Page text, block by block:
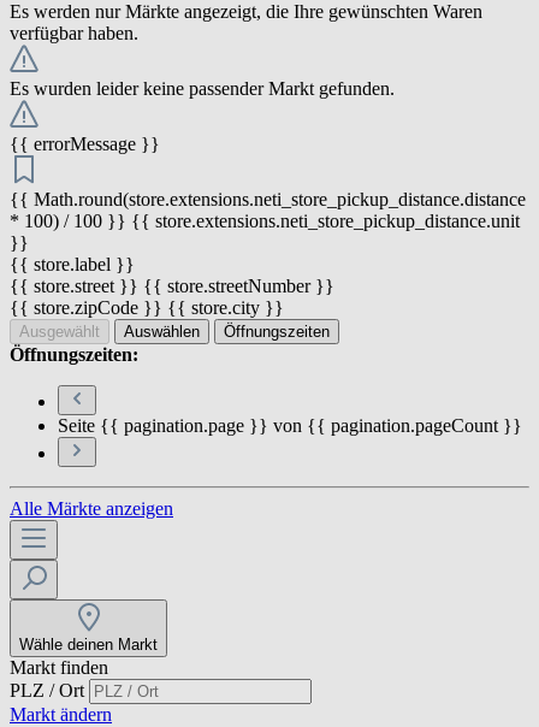
Es werden nur Märkte angezeigt, die Ihre gewünschten Waren
verfügbar haben.
Es wurden leider keine passender Markt gefunden.
{{ errorMessage }}
{{ Math.round(store.extensions.neti_store_pickup_distance.distance
* 100) / 100 }} {{ store.extensions.neti_store_pickup_distance.unit
}}
{{ store.label }}
{{ store.street }} {{ store.streetNumber }}
{{ store.zipCode }} {{ store.city }}
Ausgewählt Auswählen Öffnungszeiten
Öffnungszeiten:
Seite {{ pagination.page }} von {{ pagination.pageCount }}
Alle Märkte anzeigen
Wähle deinen Markt
Markt finden
PLZ / Ort
Markt ändern